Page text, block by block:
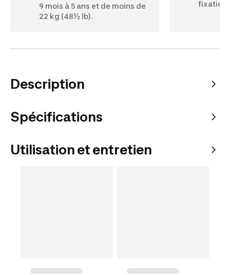
9 mois à 5 ans et de moins de
22 kg (48½ lb).
fixation
Description
Spécifications
Utilisation et entretien